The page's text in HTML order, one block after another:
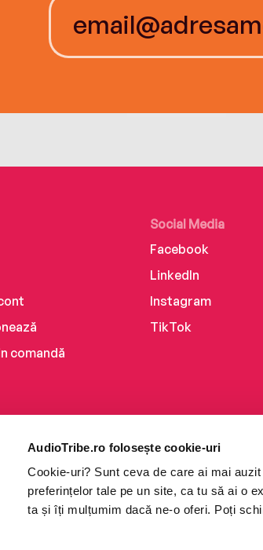
AudioTribe.ro folosește cookie-uri
Cookie-uri? Sunt ceva de care ai mai
preferințelor tale pe un site, ca tu să ai o
ta și îți mulțumim dacă ne-o oferi. Poți
comandă
Social Media
Facebook
LinkedIn
Instagram
TikTok